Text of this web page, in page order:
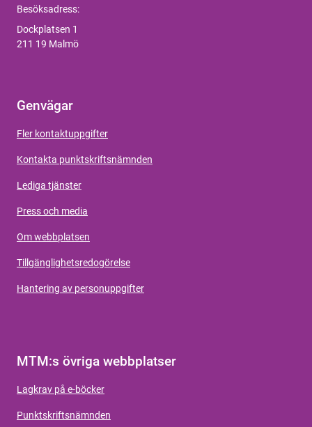
Besöksadress:
Dockplatsen 1
211 19 Malmö
Genvägar
Fler kontaktuppgifter
Kontakta punktskriftsnämnden
Lediga tjänster
Press och media
Om webbplatsen
Tillgänglighetsredogörelse
Hantering av personuppgifter
MTM:s övriga webbplatser
Lagkrav på e-böcker
Punktskriftsnämnden